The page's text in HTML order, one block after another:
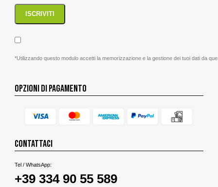
*Utilizzando questo modulo accetti la memorizzazione e la gestione dei tuoi dati da
OPZIONI DI PAGAMENTO
CONTATTACI
Tel / WhatsApp:
+39 334 90 55 589